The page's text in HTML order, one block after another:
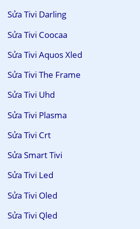
Sửa Tivi Darling
Sửa Tivi Coocaa
Sửa Tivi Aquos Xled
Sửa Tivi The Frame
Sửa Tivi Uhd
Sửa Tivi Plasma
Sửa Tivi Crt
Sửa Smart Tivi
Sửa Tivi Led
Sửa Tivi Oled
Sửa Tivi Qled